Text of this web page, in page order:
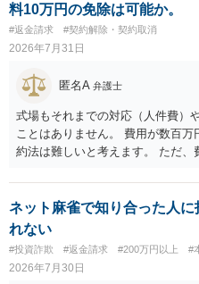
料10万円の免除は可能か。
#返金請求 #契約解除・契約取消
2026年7月31日
匿名A 弁護士
式場もそれまでの対応（人件費）
ことはありません。 費用が数百
約法は難しいと考えます。 ただ
ということになり、解約するのは
ネット麻雀で知り合った人
れない
#投資詐欺 #返金請求 #200万円以上 #
2026年7月30日